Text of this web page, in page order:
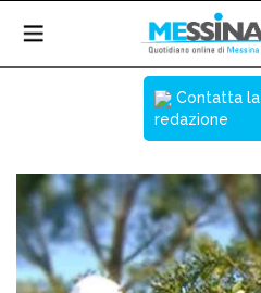
Contatta la
redazione